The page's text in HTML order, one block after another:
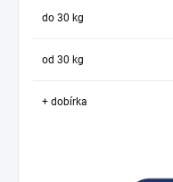
do 30 kg
od 30 kg
+ dobírka